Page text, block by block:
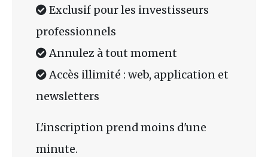
Exclusif pour les investisseurs
professionnels
Annulez à tout moment
Accès illimité : web, application et
newsletters
L'inscription prend moins d'une
minute.